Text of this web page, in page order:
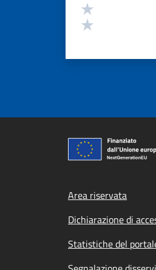
Footer
Area riservata
Dichiarazione di
Statistiche del